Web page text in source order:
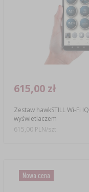
Zestaw hawkSTILL Wi-Fi
wyświetlaczem
615,00 zł
615,00 PLN/szt.
Nowa cena